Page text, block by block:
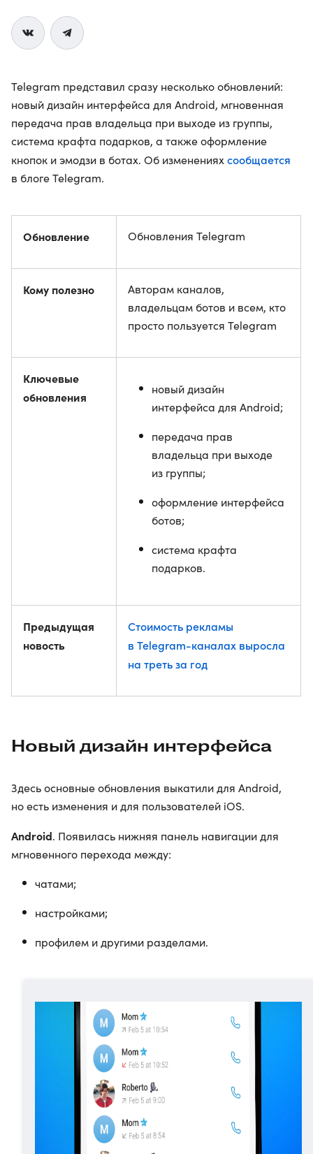
Telegram представил сразу несколько обновлений:
новый дизайн интерфейса для Android, мгновенная
передача прав владельца при выходе из группы,
система крафта подарков, а также оформление
кнопок и эмодзи в ботах. Об изменениях сообщается
в блоге Telegram.
Обновление Обновления Telegram
Кому полезно
Авторам каналов,
владельцам ботов и всем, кто
просто пользуется Telegram
Ключевые
обновления
новый дизайн
интерфейса для Android;
передача прав
владельца при выходе
из группы;
оформление интерфейса
ботов;
система крафта
подарков.
Предыдущая
новость
Стоимость рекламы
в Telegram-каналах выросла
на треть за год
Новый дизайн интерфейса
Здесь основные обновления выкатили для Android,
но есть изменения и для пользователей iOS.
Android. Появилась нижняя панель навигации для
мгновенного перехода между:
чатами;
настройками;
профилем и другими разделами.